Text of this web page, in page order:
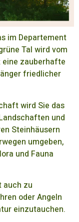
im Departement
Tal wird vom
eine zauberhafte
friedlicher
wird Sie das
und
Steinhäusern
umgeben,
und Fauna
auch zu
oder Angeln
einzutauchen.